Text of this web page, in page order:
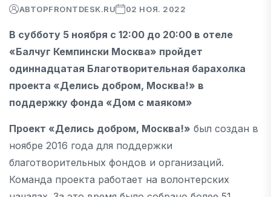
АВТОРFRONTDESK.RU 02 НОЯ. 2022
В субботу 5 ноября с 12:00 до 20:00 в отеле
«Балчуг Кемпински Москва» пройдет
одиннадцатая Благотворительная барахолка
проекта «Делись добром, Москва!» в
поддержку фонда «Дом с маяком»
Проект «Делись добром, Москва!» был создан в
ноябре 2016 года для поддержки
благотворительных фондов и организаций.
Команда проекта работает на волонтерских